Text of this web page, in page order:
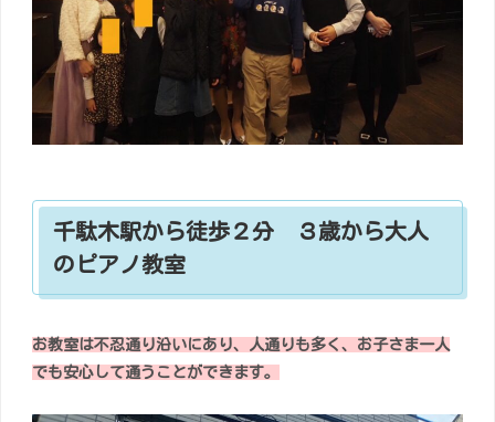
千駄木駅から徒歩２分 ３歳から大人
のピアノ教室
お教室は不忍通り沿いにあり、人通りも多く、お子さま一人
でも安心して通うことができます。